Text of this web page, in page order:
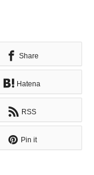
Share
Hatena
RSS
Pin it